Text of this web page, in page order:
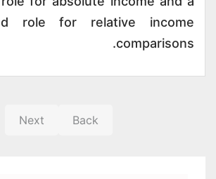
role for relative income
comparisons.
Back
Next